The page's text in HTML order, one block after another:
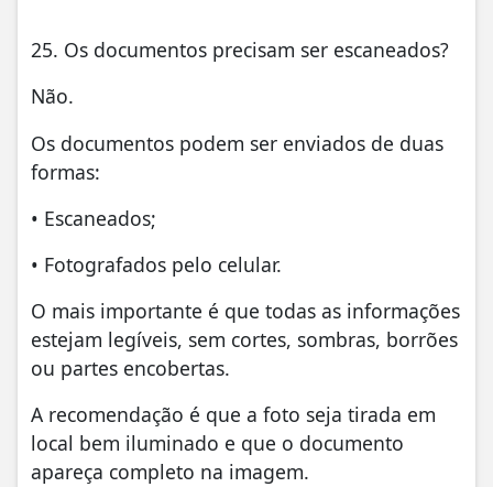
25. Os documentos precisam ser escaneados?
Não.
Os documentos podem ser enviados de duas
formas:
• Escaneados;
• Fotografados pelo celular.
O mais importante é que todas as informações
estejam legíveis, sem cortes, sombras, borrões
ou partes encobertas.
A recomendação é que a foto seja tirada em
local bem iluminado e que o documento
apareça completo na imagem.